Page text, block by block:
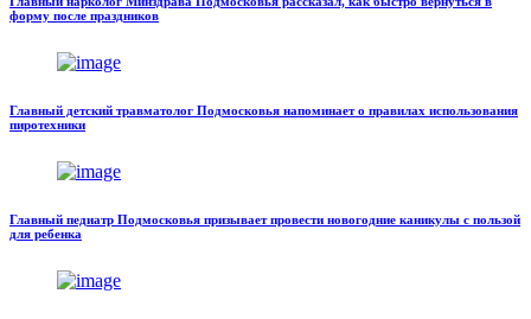
форму после праздников
Главный детский травматолог Подмосковья напоминает о правилах использования
пиротехники
Главный педиатр Подмосковья призывает провести новогодние каникулы с пользой
для ребенка